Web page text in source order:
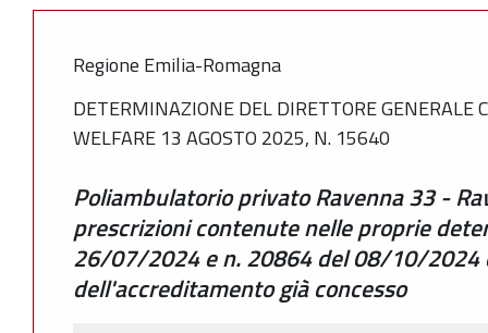
Regione Emilia-Romagna
DETERMINAZIONE DEL DIRETTORE GENERALE
WELFARE 13 AGOSTO 2025, N. 15640
Poliambulatorio privato Ravenna 33 -
prescrizioni contenute nelle proprie
26/07/2024 e n. 20864 del 08/10/2024
dell'accreditamento già concesso